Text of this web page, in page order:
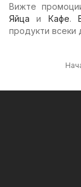
Вижте
Яйца и Кафе.
продукти всеки